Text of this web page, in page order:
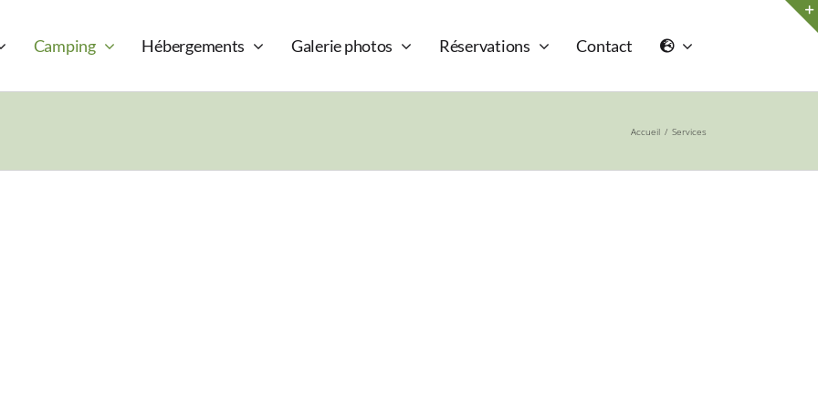
Camping Hébergements Galerie photos Réservations Contact
Accueil Services